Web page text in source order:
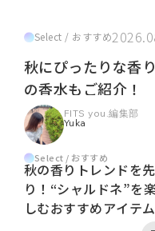
Select / おすすめ
秋にぴったりな香
の香水もご紹介！
FITS you.編集部
Yuka
Select / おすすめ
秋の香りトレンドを
り！“シャルドネ”を
しむおすすめアイテ